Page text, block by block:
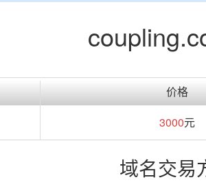
价格
3000元
域名交易